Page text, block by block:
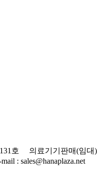
호 의료기기판매(임대)
: sales@hanaplaza.net